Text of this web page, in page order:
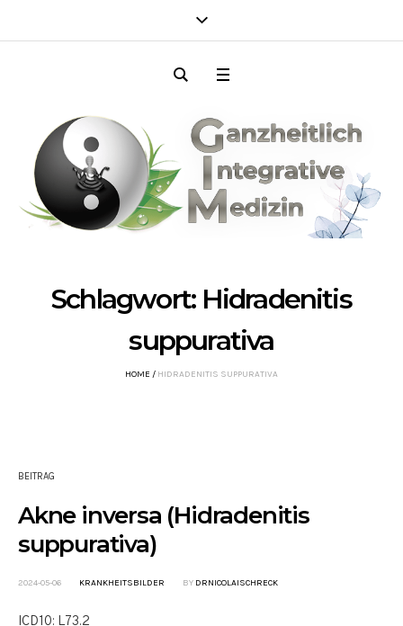
Schlagwort: Hidradenitis
suppurativa
HOME / HIDRADENITIS SUPPURATIVA
BEITRAG
Akne inversa (Hidradenitis
suppurativa)
2024-05-06 KRANKHEITSBILDER BY DRNICOLAISCHRECK
ICD10: L73.2